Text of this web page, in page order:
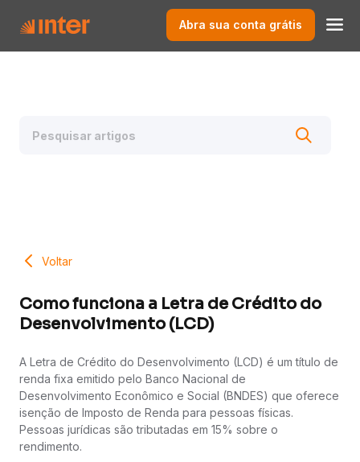
Abra sua conta grátis
Voltar
Como funciona a Letra de Crédito do
Desenvolvimento (LCD)
A Letra de Crédito do Desenvolvimento (LCD) é um título de
renda fixa emitido pelo Banco Nacional de
Desenvolvimento Econômico e Social (BNDES) que oferece
isenção de Imposto de Renda para pessoas físicas.
Pessoas jurídicas são tributadas em 15% sobre o
rendimento.